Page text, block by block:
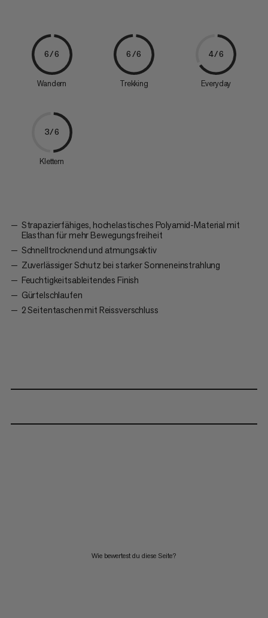
6/6
Wandern
6/6
Trekking
4/6
Everyday
3/6
Klettern
Strapazierfähiges, hochelastisches Polyamid-Material mit
Elasthan für mehr Bewegungsfreiheit
Schnelltrocknend und atmungsaktiv
Zuverlässiger Schutz bei starker Sonneneinstrahlung
Feuchtigkeitsableitendes Finish
Gürtelschlaufen
2 Seitentaschen mit Reissverschluss
Wie bewertest du diese Seite?